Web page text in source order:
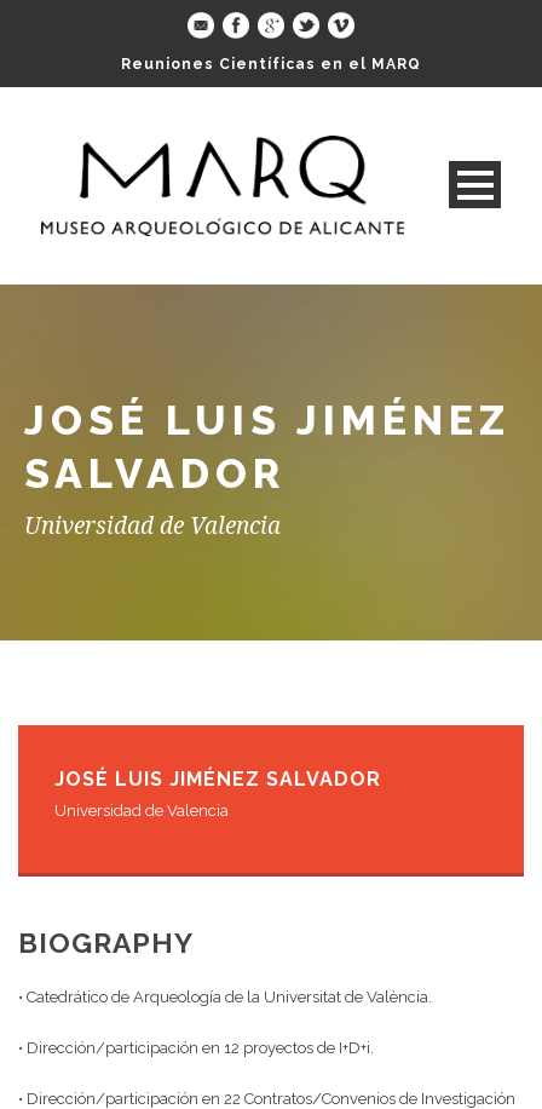
Reuniones Científicas en el MARQ
JOSÉ LUIS JIMÉNEZ
SALVADOR
Universidad de Valencia
JOSÉ LUIS JIMÉNEZ SALVADOR
Universidad de Valencia
BIOGRAPHY
• Catedrático de Arqueología de la Universitat de València.
• Dirección/participación en 12 proyectos de I+D+i.
• Dirección/participación en 22 Contratos/Convenios de Investigación